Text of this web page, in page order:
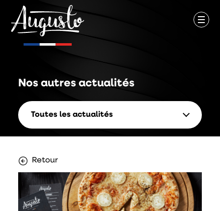
Nos autres actualités
Toutes les actualités
Retour